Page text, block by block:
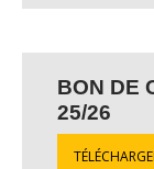
BON DE
25/26